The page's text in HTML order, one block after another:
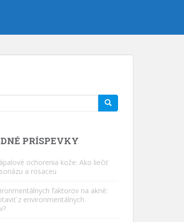
PRÍSPEVKY
ochorenia kože: Ako liečiť
a rosaceu
faktorov na akné:
z environmentálnych